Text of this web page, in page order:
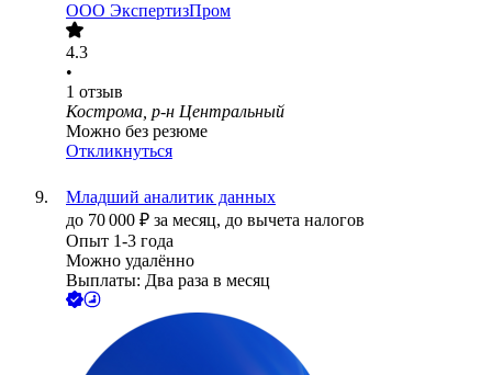
ООО ЭкспертизПром
4.3
•
1 отзыв
Кострома, р-н Центральный
Можно без резюме
Откликнуться
Младший аналитик данных
до 70 000 ₽ за месяц, до вычета налогов
Опыт 1-3 года
Можно удалённо
Выплаты: Два раза в месяц